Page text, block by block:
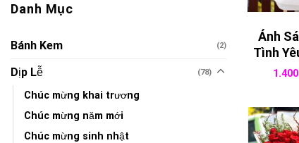
Danh Mục
Bánh Kem (2)
Dịp Lễ (78)
Chúc mừng khai trương
Chúc mừng năm mới
Chúc mừng sinh nhật
Ánh
Tình